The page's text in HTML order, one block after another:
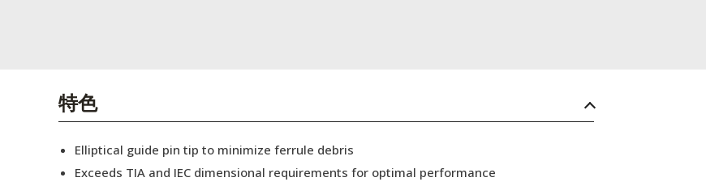
English Website
应用工程指导书 (AENs)
特色
Elliptical guide pin tip to minimize ferrule debris
Exceeds TIA and IEC dimensional requirements for optimal performance